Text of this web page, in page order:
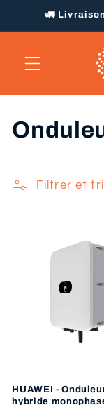
passer
au
🚛
C
l
n
Filtrer et
HUAWEI -
hybride